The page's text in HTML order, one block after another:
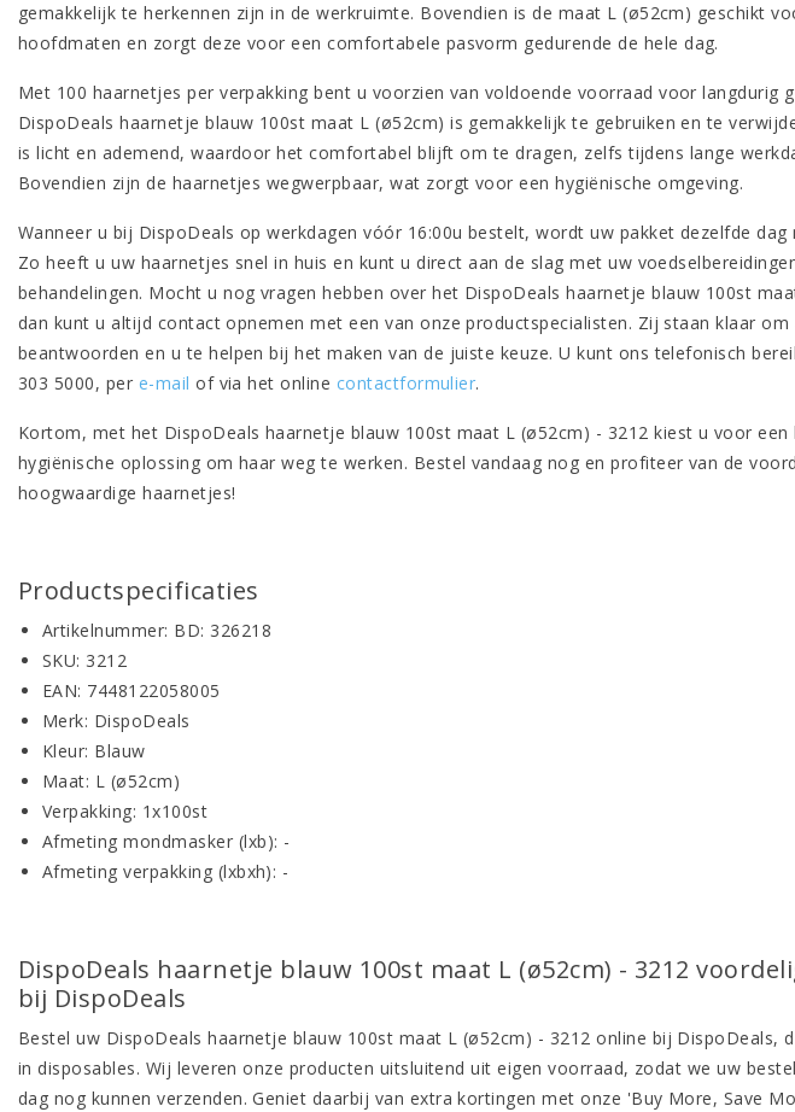
gemakkelijk te herkennen zijn in de werkruimte. Bovendien is de maat L (ø52cm) geschikt
hoofdmaten en zorgt deze voor een comfortabele pasvorm gedurende de hele dag.
Met 100 haarnetjes per verpakking bent u voorzien van voldoende voorraad voor langdurig
DispoDeals haarnetje blauw 100st maat L (ø52cm) is gemakkelijk te gebruiken en te
is licht en ademend, waardoor het comfortabel blijft om te dragen, zelfs tijdens lange
Bovendien zijn de haarnetjes wegwerpbaar, wat zorgt voor een hygiënische omgeving.
Wanneer u bij DispoDeals op werkdagen vóór 16:00u bestelt, wordt uw pakket dezelfde dag
Zo heeft u uw haarnetjes snel in huis en kunt u direct aan de slag met uw
behandelingen. Mocht u nog vragen hebben over het DispoDeals haarnetje blauw 100st
dan kunt u altijd contact opnemen met een van onze productspecialisten. Zij staan klaar om
beantwoorden en u te helpen bij het maken van de juiste keuze. U kunt ons telefonisch
303 5000, per e-mail of via het online contactformulier.
Kortom, met het DispoDeals haarnetje blauw 100st maat L (ø52cm) - 3212 kiest u voor een
hygiënische oplossing om haar weg te werken. Bestel vandaag nog en profiteer van de
hoogwaardige haarnetjes!
Productspecificaties
Artikelnummer: BD: 326218
SKU: 3212
EAN: 7448122058005
Merk: DispoDeals
Kleur: Blauw
Maat: L (ø52cm)
Verpakking: 1x100st
Afmeting mondmasker (lxb): -
Afmeting verpakking (lxbxh): -
DispoDeals haarnetje blauw 100st maat L (ø52cm) - 3212
bij DispoDeals
Bestel uw DispoDeals haarnetje blauw 100st maat L (ø52cm) - 3212 online bij DispoDeals,
in disposables. Wij leveren onze producten uitsluitend uit eigen voorraad, zodat we uw
dag nog kunnen verzenden. Geniet daarbij van extra kortingen met onze 'Buy More, Save